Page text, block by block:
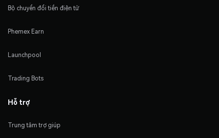
Bộ chuyển đổi tiền điện tử
Phemex Earn
Launchpool
Trading Bots
Hỗ trợ
Trung tâm trợ giúp